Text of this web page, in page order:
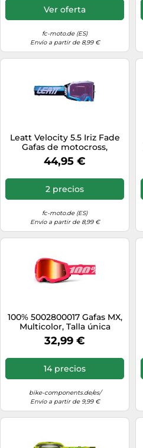
Ver oferta
fc-moto.de (ES)
Envío a partir de 8,99 €
Leatt Velocity 5.5 Iriz Fade
Gafas de motocross,
turquesa, Talla única
44,95 €
2 precios
fc-moto.de (ES)
Envío a partir de 8,99 €
100% 5002800017 Gafas MX,
Multicolor, Talla única
32,99 €
14 precios
bike-components.de/es/
Envío a partir de 9,99 €